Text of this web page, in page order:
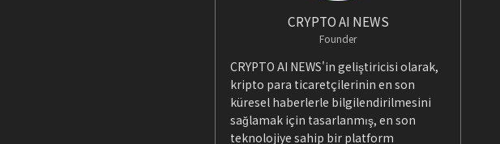
CRYPTO AI NEWS
Founder
CRYPTO AI NEWS'in geliştiricisi olarak,
kripto para ticaretçilerinin en son
küresel haberlerle bilgilendirilmesini
sağlamak için tasarlanmış, en son
teknolojiye sahip bir platform